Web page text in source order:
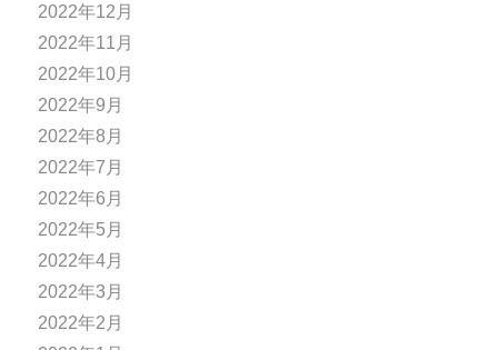
2022年12月
2022年11月
2022年10月
2022年9月
2022年8月
2022年7月
2022年6月
2022年5月
2022年4月
2022年3月
2022年2月